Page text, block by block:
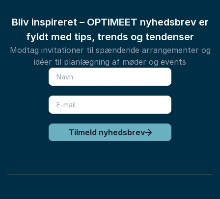
Bliv inspireret – OPTIMEET nyhedsbrev er
fyldt med tips, trends og tendenser
Modtag invitationer til spændende arrangementer og
idéer til planlægning af møder og events
Tilmeld nyhedsbrev